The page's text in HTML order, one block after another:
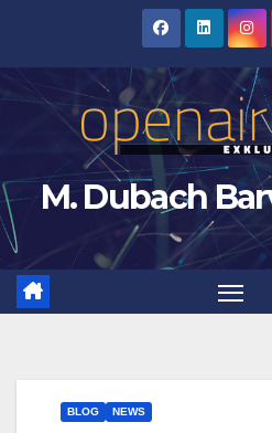
M. Dubach
BLOG NEWS